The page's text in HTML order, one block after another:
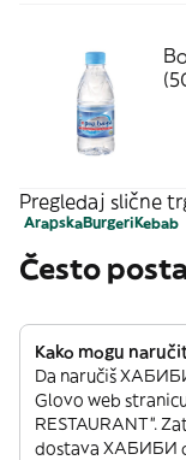
Pregledaj slične
ArapskaBurgeriKebab
Često
Kako mogu
Da naručiš
Glovo web
RESTAURANT”.
dostava ХАБИБИ